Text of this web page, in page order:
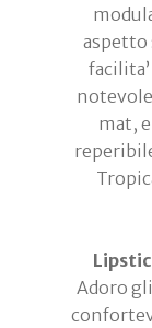
aspetto
mat,
Adoro